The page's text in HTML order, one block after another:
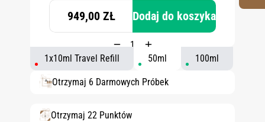
949,00 ZŁ Dodaj do koszyka
1x10ml Travel Refill 50ml 100ml
Otrzymaj 6 Darmowych Próbek
Otrzymaj 22 Punktów